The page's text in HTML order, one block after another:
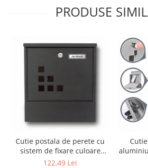
PRODUSE
Cutie postala de perete cu
sistem de fixare culoare
antracit SN3656-1
122,49 Lei